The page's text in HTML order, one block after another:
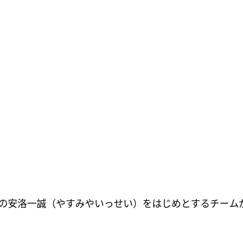
洛一誠（やすみやいっせい）をはじめとするチーム